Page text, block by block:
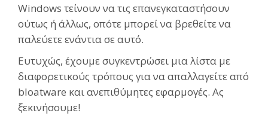
Windows τείνουν να τις επανεγκαταστήσουν
ούτως ή άλλως, οπότε μπορεί να βρεθείτε να
παλεύετε ενάντια σε αυτό.
Ευτυχώς, έχουμε συγκεντρώσει μια λίστα με
διαφορετικούς τρόπους για να απαλλαγείτε από
bloatware και ανεπιθύμητες εφαρμογές. Ας
ξεκινήσουμε!